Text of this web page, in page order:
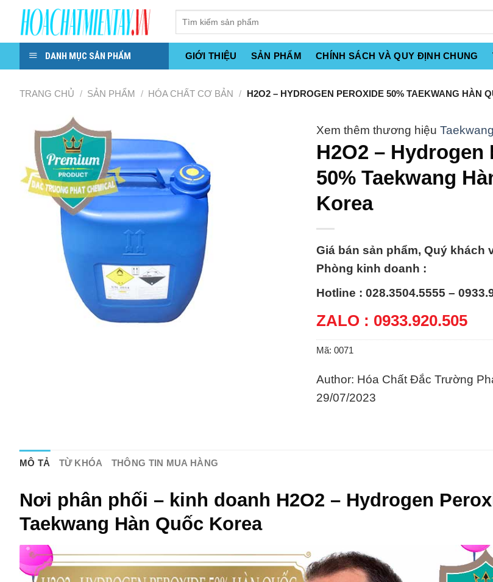
Skip
content
DANH MỤC SẢN PHẨM GIỚI THIỆU SẢN PHẨM CHÍNH SÁCH VÀ QUY ĐỊNH CHUNG
TRANG CHỦ / SẢN PHẨM / HÓA CHẤT CƠ BẢN / H2O2 – HYDROGEN PEROXIDE 50% TAEKWANG HÀN
Taekwang
H2O2 – Hydrogen
50% Taekwang
Korea
Giá bán sản phẩm, Quý khách
Phòng kinh doanh :
Hotline : 028.3504.5555 –
ZALO : 0933.920.505
Mã: 0071
Author: Hóa Chất Đắc Trường
29/07/2023
MÔ TẢ TỪ KHÓA THÔNG TIN MUA HÀNG
Nơi phân phối – kinh doanh H2O2 – Hydrogen
Taekwang Hàn Quốc Korea